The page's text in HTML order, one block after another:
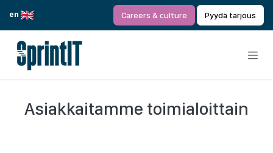
en
Careers & culture Pyydä tarjous
Asiakkaitamme toimialoittain